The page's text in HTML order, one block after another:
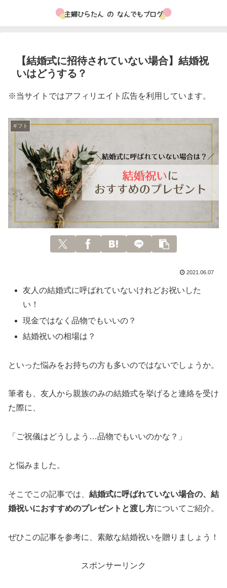
【結婚式に招待されていない場合】結婚祝
いはどうする？
※当サイトではアフィリエイト広告を利用しています。
ギフト
2021.06.07
友人の結婚式に呼ばれていないけれどお祝いした
い！
現金ではなく品物でもいいの？
結婚祝いの相場は？
といった悩みをお持ちの方も多いのではないでしょうか。
筆者も、友人から親族のみの結婚式を挙げると連絡を受け
た際に、
「ご祝儀はどうしよう…品物でもいいのかな？」
と悩みました。
そこでこの記事では、 結婚式に呼ばれていない場合の、結
婚祝いにおすすめのプレゼントと渡し方についてご紹介。
ぜひこの記事を参考に、素敵な結婚祝いを贈りましょう！
スポンサーリンク